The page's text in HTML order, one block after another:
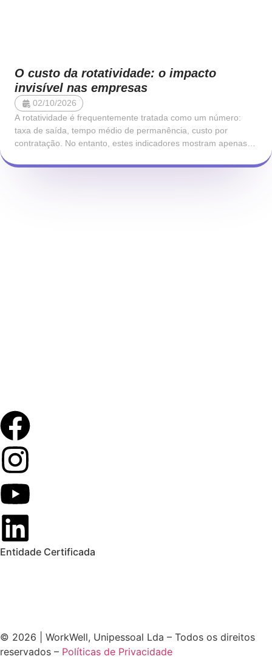
O custo da rotatividade: o impacto
invisível nas empresas
02/10/2026
A rotatividade é frequentemente tratada como um número:
taxa de saída, tempo médio de permanência, custo por
contratação. No entanto, estes indicadores mostram apenas a
num sistema que depende de continuidade, relações,
Entidade Certificada
© 2026 | WorkWell, Unipessoal Lda – Todos os direitos
reservados – Políticas de Privacidade